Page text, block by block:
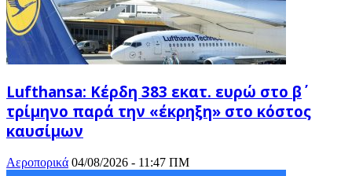
Lufthansa: Κέρδη 383 εκατ. ευρώ στο β΄
τρίμηνο παρά την «έκρηξη» στο κόστος
καυσίμων
Αεροπορικά 04/08/2026 - 11:47 ΠΜ